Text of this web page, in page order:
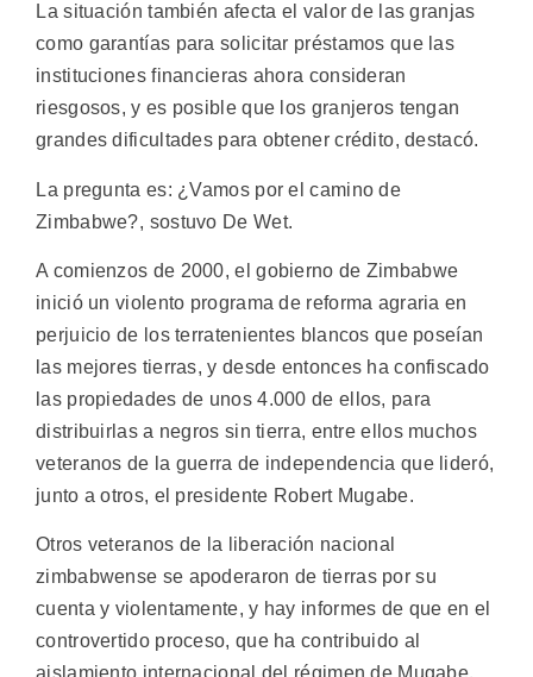
La situación también afecta el valor de las granjas
como garantías para solicitar préstamos que las
instituciones financieras ahora consideran
riesgosos, y es posible que los granjeros tengan
grandes dificultades para obtener crédito, destacó.
La pregunta es: ¿Vamos por el camino de
Zimbabwe?, sostuvo De Wet.
A comienzos de 2000, el gobierno de Zimbabwe
inició un violento programa de reforma agraria en
perjuicio de los terratenientes blancos que poseían
las mejores tierras, y desde entonces ha confiscado
las propiedades de unos 4.000 de ellos, para
distribuirlas a negros sin tierra, entre ellos muchos
veteranos de la guerra de independencia que lideró,
junto a otros, el presidente Robert Mugabe.
Otros veteranos de la liberación nacional
zimbabwense se apoderaron de tierras por su
cuenta y violentamente, y hay informes de que en el
controvertido proceso, que ha contribuido al